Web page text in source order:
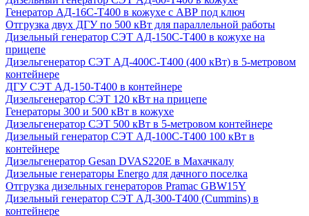
Генератор АД-16С-Т400 в кожухе с АВР под ключ
Отгрузка двух ДГУ по 500 кВт для параллельной работы
Дизельный генератор СЭТ АД-150С-Т400 в кожухе на
прицепе
Дизельгенератор СЭТ АД-400С-Т400 (400 кВт) в 5-метровом
контейнере
ДГУ СЭТ АД-150-Т400 в контейнере
Дизельгенератор СЭТ 120 кВт на прицепе
Генераторы 300 и 500 кВт в кожухе
Дизельгенератор СЭТ 500 кВт в 5-метровом контейнере
Дизельный генератор СЭТ АД-100С-Т400 100 кВт в
контейнере
Дизельгенератор Gesan DVAS220E в Махачкалу
Дизельные генераторы Energo для дачного поселка
Отгрузка дизельных генераторов Pramac GВW15Y
Дизельный генератор СЭТ АД-300-Т400 (Cummins) в
контейнере